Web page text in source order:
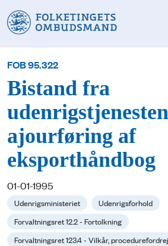
FOB 95.322
Bistand fra
ajourføring af
eksporthåndbog
01-01-1995
Udenrigsministeriet
Udenrigsforhold
Forvaltningsret 12.2 - Fortolkning
Forvaltningsret 123.4 - Vilkår,